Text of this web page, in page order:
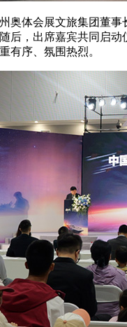
奥体会展文旅集团董
后，出席嘉宾共同启
有序、氛围热烈。